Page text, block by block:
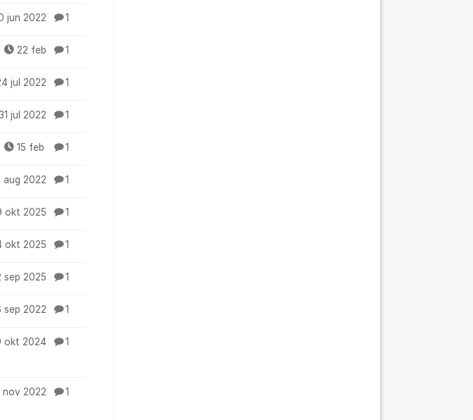
jun 2022 1
22 feb 1
jul 2022 1
jul 2022 1
15 feb 1
aug 2022 1
okt 2025 1
okt 2025 1
sep 2025 1
sep 2022 1
okt 2024 1
nov 2022 1